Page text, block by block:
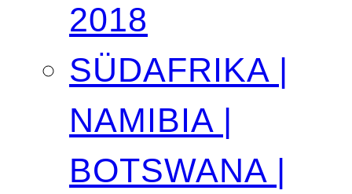
2018
SÜDAFRIKA |
NAMIBIA |
BOTSWANA |